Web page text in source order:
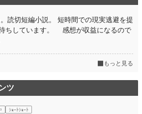
読切短編小説。 短時間での現実逃避を提
ちしています。 感想が収益になるので
もっと見る
ツ
ｼｮｰﾄｼｮｰﾄ